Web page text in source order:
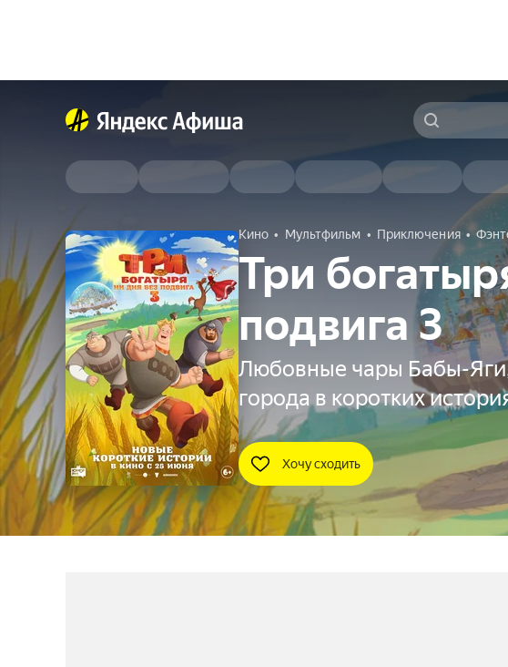
Кино Мультфильм Приключения
Три
подвига 3
Любовные чары Бабы-
города в коротких
Хочу сходить